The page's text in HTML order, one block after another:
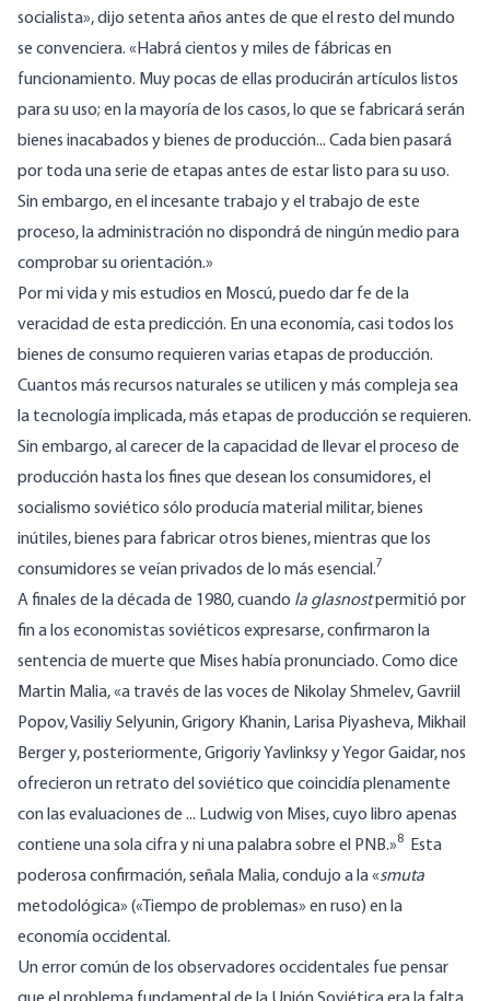
socialista», dijo setenta años antes de que el resto del mundo
se convenciera. «Habrá cientos y miles de fábricas en
funcionamiento. Muy pocas de ellas producirán artículos listos
para su uso; en la mayoría de los casos, lo que se fabricará serán
bienes inacabados y bienes de producción... Cada bien pasará
por toda una serie de etapas antes de estar listo para su uso.
Sin embargo, en el incesante trabajo y el trabajo de este
proceso, la administración no dispondrá de ningún medio para
comprobar su orientación.»
Por mi vida y mis estudios en Moscú, puedo dar fe de la
veracidad de esta predicción. En una economía, casi todos los
bienes de consumo requieren varias etapas de producción.
Cuantos más recursos naturales se utilicen y más compleja sea
la tecnología implicada, más etapas de producción se requieren.
Sin embargo, al carecer de la capacidad de llevar el proceso de
producción hasta los fines que desean los consumidores, el
socialismo soviético sólo producía material militar, bienes
inútiles, bienes para fabricar otros bienes, mientras que los
consumidores se veían privados de lo más esencial.7
A finales de la década de 1980, cuando la glasnostpermitió por
fin a los economistas soviéticos expresarse, confirmaron la
sentencia de muerte que Mises había pronunciado. Como dice
Martin Malia, «a través de las voces de Nikolay Shmelev, Gavriil
Popov, Vasiliy Selyunin, Grigory Khanin, Larisa Piyasheva, Mikhail
Berger y, posteriormente, Grigoriy Yavlinksy y Yegor Gaidar, nos
ofrecieron un retrato del soviético que coincidía plenamente
con las evaluaciones de ... Ludwig von Mises, cuyo libro apenas
contiene una sola cifra y ni una palabra sobre el PNB.»8
Esta
poderosa confirmación, señala Malia, condujo a la «smuta
metodológica» (« Tiempo de problemas» en ruso) en la
economía occidental.
Un error común de los observadores occidentales fue pensar